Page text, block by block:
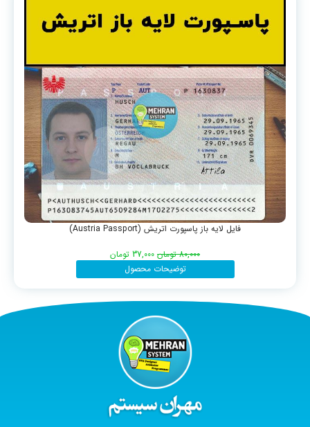
فایل لایه باز پاسپورت اتریش (Austria Passport)
80,000 تومان 37,000 تومان
توضیحات محصول